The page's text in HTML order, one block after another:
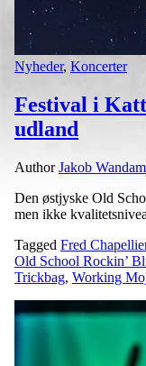
Nyheder, Koncerter
Festival i
udland
AuthorJakob Wandam
Den østjyske Old
men ikke
Tagged Fred
Old School Rockin’
Trickbag, Working